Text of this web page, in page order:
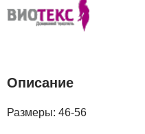
Описание
Размеры: 46-56